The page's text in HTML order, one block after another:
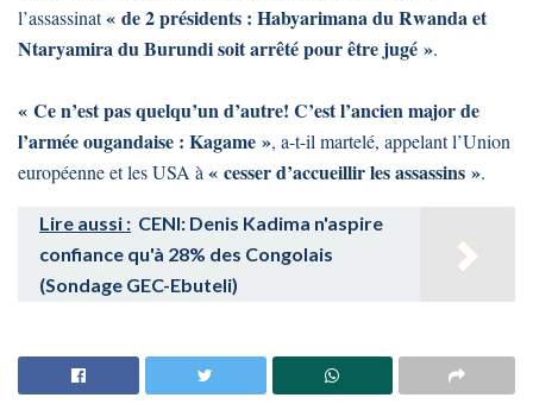
l’assassinat« de 2 présidents : Habyarimana du Rwanda et
Ntaryamira du Burundi soit arrêté pour être jugé ».
« Ce n’est pas quelqu’un d’autre! C’est l’ancien major de
l’armée ougandaise : Kagame », a-t-il martelé, appelant l’Union
européenne et les USA à « cesser d’accueillir les assassins ».
Lire aussi : CENI: Denis Kadima n'aspire
confiance qu'à 28% des Congolais
(Sondage GEC-Ebuteli)